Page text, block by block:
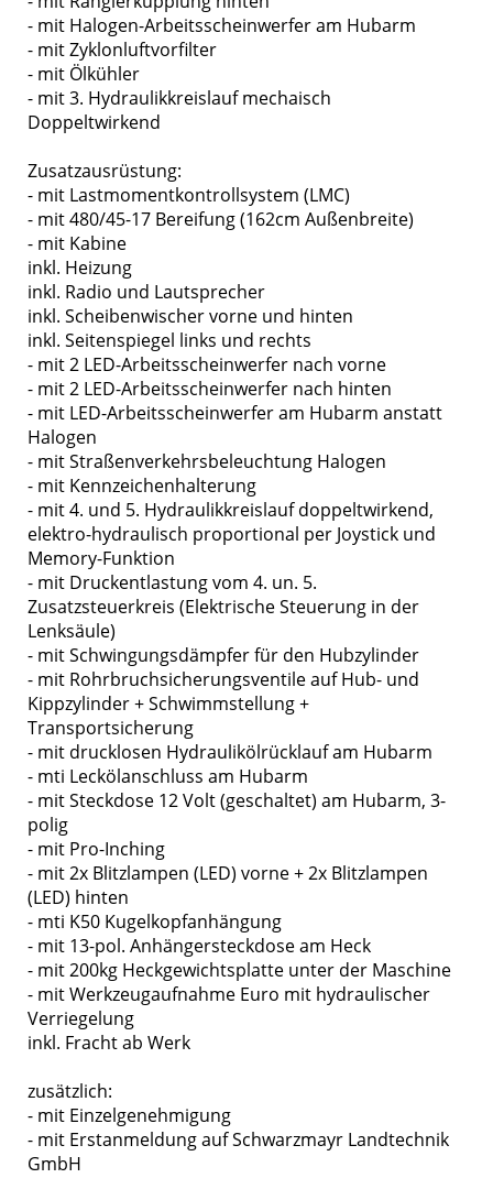
- mit Halogen-Arbeitsscheinwerfer am Hubarm
- mit Zyklonluftvorfilter
- mit Ölkühler
- mit 3. Hydraulikkreislauf mechaisch
Doppeltwirkend
Zusatzausrüstung:
- mit Lastmomentkontrollsystem (LMC)
- mit 480/45-17 Bereifung (162cm Außenbreite)
- mit Kabine
inkl. Heizung
inkl. Radio und Lautsprecher
inkl. Scheibenwischer vorne und hinten
inkl. Seitenspiegel links und rechts
- mit 2 LED-Arbeitsscheinwerfer nach vorne
- mit 2 LED-Arbeitsscheinwerfer nach hinten
- mit LED-Arbeitsscheinwerfer am Hubarm anstatt
Halogen
- mit Straßenverkehrsbeleuchtung Halogen
- mit Kennzeichenhalterung
- mit 4. und 5. Hydraulikkreislauf doppeltwirkend,
elektro-hydraulisch proportional per Joystick und
Memory-Funktion
- mit Druckentlastung vom 4. un. 5.
Zusatzsteuerkreis (Elektrische Steuerung in der
Lenksäule)
- mit Schwingungsdämpfer für den Hubzylinder
- mit Rohrbruchsicherungsventile auf Hub- und
Kippzylinder + Schwimmstellung +
Transportsicherung
- mit drucklosen Hydraulikölrücklauf am Hubarm
- mti Leckölanschluss am Hubarm
- mit Steckdose 12 Volt (geschaltet) am Hubarm, 3-
polig
- mit Pro-Inching
- mit 2x Blitzlampen (LED) vorne + 2x Blitzlampen
(LED) hinten
- mti K50 Kugelkopfanhängung
- mit 13-pol. Anhängersteckdose am Heck
- mit 200kg Heckgewichtsplatte unter der Maschine
- mit Werkzeugaufnahme Euro mit hydraulischer
Verriegelung
inkl. Fracht ab Werk
zusätzlich:
- mit Einzelgenehmigung
- mit Erstanmeldung auf Schwarzmayr Landtechnik
GmbH